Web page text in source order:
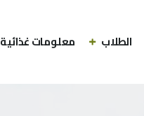
الطلاب معلومات غذائية